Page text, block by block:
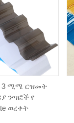
3 ሚሜ ርዝመት
ንጣፎች የ
ወረቀት